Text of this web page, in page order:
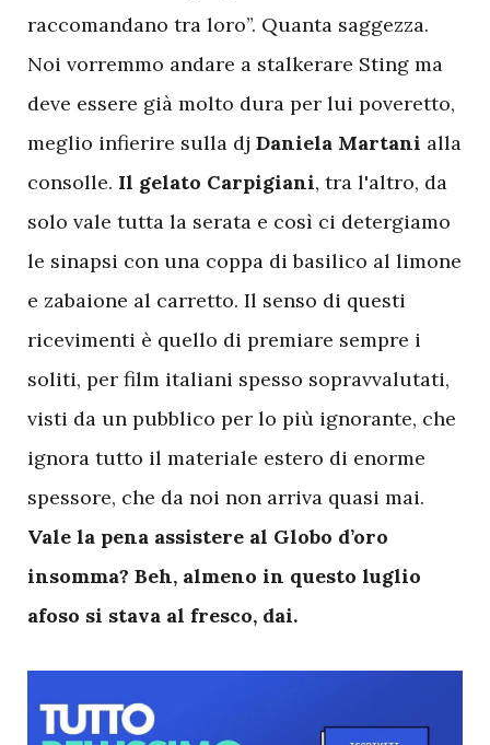
raccomandano tra loro”. Quanta saggezza.
Noi vorremmo andare a stalkerare Sting ma
deve essere già molto dura per lui poveretto,
meglio infierire sulla dj Daniela Martani alla
consolle. Il gelato Carpigiani, tra l'altro, da
solo vale tutta la serata e così ci detergiamo
le sinapsi con una coppa di basilico al limone
e zabaione al carretto. Il senso di questi
ricevimenti è quello di premiare sempre i
soliti, per film italiani spesso sopravvalutati,
visti da un pubblico per lo più ignorante, che
ignora tutto il materiale estero di enorme
spessore, che da noi non arriva quasi mai.
Vale la pena assistere al Globo d’oro
insomma? Beh, almeno in questo luglio
afoso si stava al fresco, dai.